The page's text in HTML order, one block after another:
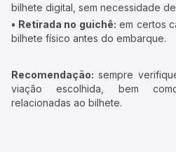
bilhete digital, sem necessidade
• Retirada no guichê: em certos
bilhete físico antes do embarque.
Recomendação: sempre
viação escolhida, bem
relacionadas ao bilhete.